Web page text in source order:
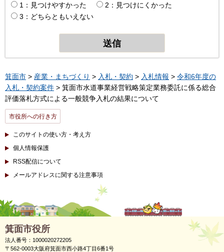
1：見つけやすかった
2：見つけにくかった
3：どちらともいえない
箕面市 > 産業・まちづくり > 入札・契約 > 入札情報 > 令和6年度の
入札・契約案件 > 箕面市水道事業経営戦略策定業務委託に係る総合
評価落札方式による一般競争入札の結果について
市役所への行き方
このサイトの使い方・考え方
個人情報保護
RSS配信について
メールアドレスに関する注意事項
箕面市役所
法人番号：1000020272205
〒562-0003大阪府箕面市西小路4丁目6番1号